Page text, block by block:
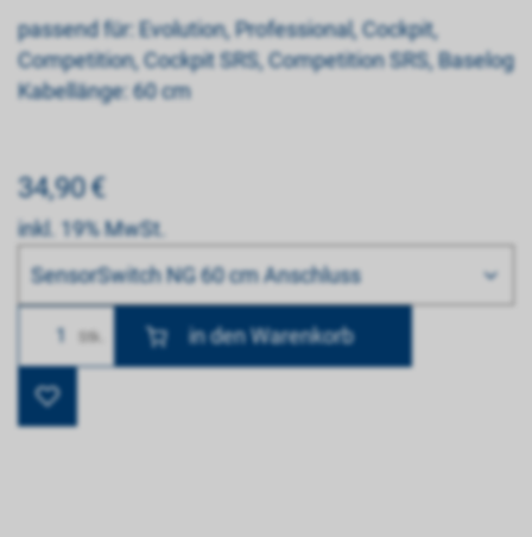
passend für: Evolution, Professional, Cockpit,
Competition, Cockpit SRS, Competition SRS, Baselog
Kabellänge: 60 cm
34,90€
inkl. 19% MwSt.
Bitte wählen
SensorSwitch NG 60 cm Anschluss
Anzahl Stk.